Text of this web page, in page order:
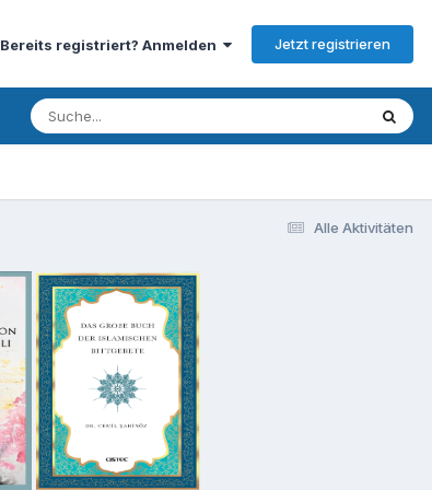
Bereits registriert? Anmelden Jetzt registrieren
Alle Aktivitäten